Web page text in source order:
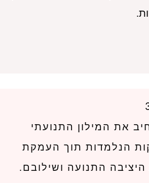
את המילון התנועתי
הנלמדות תוך העמקת
התנועה ושילובם.